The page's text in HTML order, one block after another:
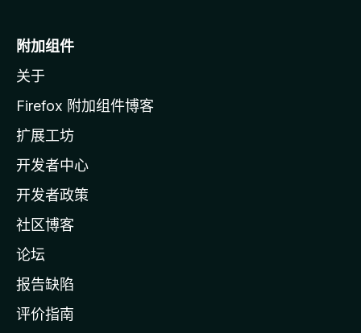
o
i
l
a
主
页
附加组件
关于
Firefox 附加组件博客
扩展工坊
开发者中心
开发者政策
社区博客
论坛
报告缺陷
评价指南